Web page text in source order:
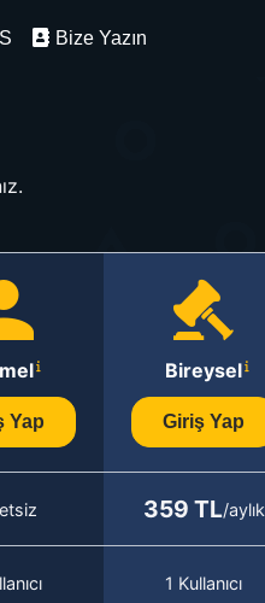
Bize Yazın
Yap
Bireysel
Giriş Yap
359 TL/aylık
1 Kullanıcı